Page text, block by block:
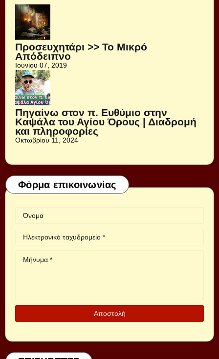
Προσευχητάρι >> Το Μικρό
Απόδειπνο
Ιουνίου 07, 2019
Πηγαίνω στον π. Ευθύμιο στην
Καψάλα του Αγίου Όρους | Διαδρομή
και πληροφορίες
Οκτωβρίου 11, 2024
Φόρμα επικοινωνίας